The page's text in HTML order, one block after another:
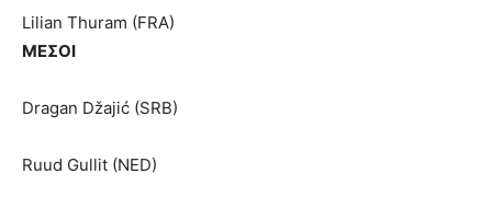
Lilian Thuram (FRA)
ΜΕΣΟΙ
Dragan Džajić (SRB)
Ruud Gullit (NED)